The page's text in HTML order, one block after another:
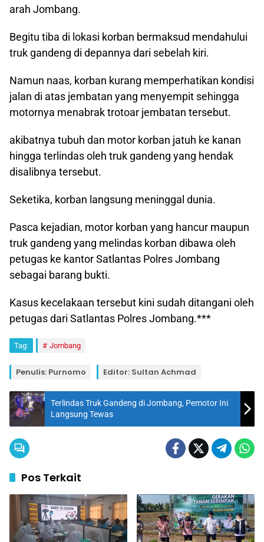
arah Jombang.
Begitu tiba di lokasi korban bermaksud mendahului
truk gandeng di depannya dari sebelah kiri.
Namun naas, korban kurang memperhatikan kondisi
jalan di atas jembatan yang menyempit sehingga
motornya menabrak trotoar jembatan tersebut.
akibatnya tubuh dan motor korban jatuh ke kanan
hingga terlindas oleh truk gandeng yang hendak
disalibnya tersebut.
Seketika, korban langsung meninggal dunia.
Pasca kejadian, motor korban yang hancur maupun
truk gandeng yang melindas korban dibawa oleh
petugas ke kantor Satlantas Polres Jombang
sebagai barang bukti.
Kasus kecelakaan tersebut kini sudah ditangani oleh
petugas dari Satlantas Polres Jombang.***
Tag: Jombang
Penulis: Purnomo Editor: Sultan Achmad
Terlindas Truk Gandeng di Jombang, Pemotor Ini
Langsung Tewas
Pos Terkait